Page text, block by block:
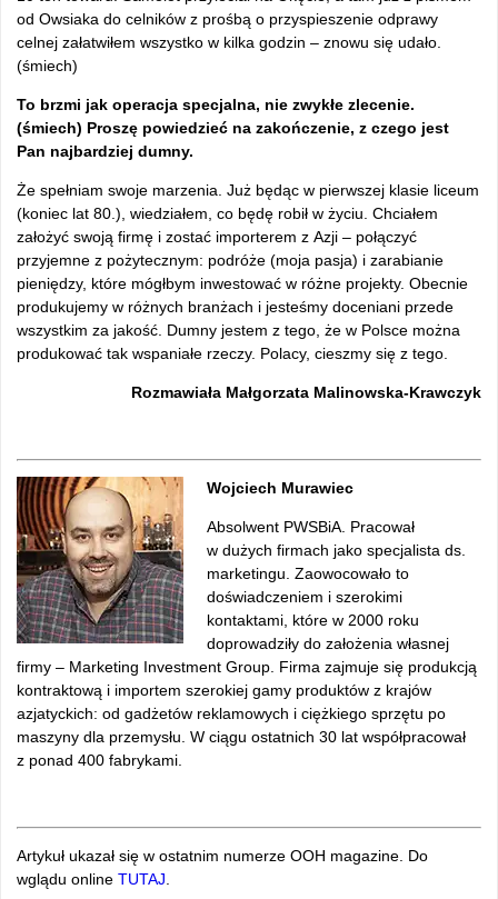
od Owsiaka do celników z prośbą o przyspieszenie odprawy
celnej załatwiłem wszystko w kilka godzin – znowu się udało.
(śmiech)
To brzmi jak operacja specjalna, nie zwykłe zlecenie.
(śmiech) Proszę powiedzieć na zakończenie, z czego jest
Pan najbardziej dumny.
Że spełniam swoje marzenia. Już będąc w pierwszej klasie liceum
(koniec lat 80.), wiedziałem, co będę robił w życiu. Chciałem
założyć swoją firmę i zostać importerem z Azji – połączyć
przyjemne z pożytecznym: podróże (moja pasja) i zarabianie
pieniędzy, które mógłbym inwestować w różne projekty. Obecnie
produkujemy w różnych branżach i jesteśmy doceniani przede
wszystkim za jakość. Dumny jestem z tego, że w Polsce można
produkować tak wspaniałe rzeczy. Polacy, cieszmy się z tego.
Rozmawiała Małgorzata Malinowska-Krawczyk
Wojciech Murawiec
Absolwent PWSBiA. Pracował
w dużych firmach jako specjalista ds.
marketingu. Zaowocowało to
doświadczeniem i szerokimi
kontaktami, które w 2000 roku
doprowadziły do założenia własnej
firmy – Marketing Investment Group. Firma zajmuje się produkcją
kontraktową i importem szerokiej gamy produktów z krajów
azjatyckich: od gadżetów reklamowych i ciężkiego sprzętu po
maszyny dla przemysłu. W ciągu ostatnich 30 lat współpracował
z ponad 400 fabrykami.
Artykuł ukazał się w ostatnim numerze OOH magazine. Do
wglądu online TUTAJ